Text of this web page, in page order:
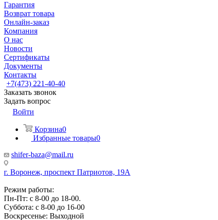
Гарантия
Возврат товара
Онлайн-заказ
Компания
О нас
Новости
Сертификаты
Документы
Контакты
+7(473) 221-40-40
Заказать звонок
Задать вопрос
Войти
Корзина0
Избранные товары0
shifer-baza@mail.ru
г. Воронеж, проспект Патриотов, 19А
Режим работы:
Пн-Пт: с 8-00 до 18-00.
Суббота: с 8-00 до 16-00
Воскресенье: Выходной